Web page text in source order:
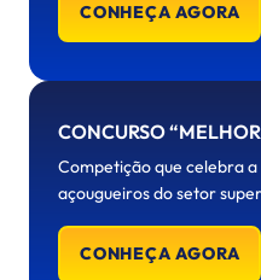
CONHEÇA AGORA
CONCURSO
Competição que celebra
açougueiros do setor
CONHEÇA AGORA